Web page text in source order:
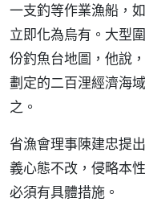
一支釣等作業漁船，
立即化為烏有。大型
份釣魚台地圖，他說
劃定的二百浬經濟海
之。
省漁會理事陳建忠提
義心態不改，侵略本
必須有具體措施。